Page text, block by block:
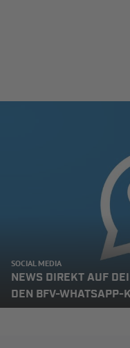
SOCIAL MEDIA
NEWS DIREKT AUF
DEN BFV-WHATSAPP-